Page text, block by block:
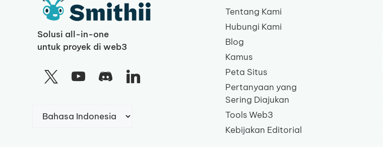
Solusi all-in-one
untuk proyek di web3
sebuah
Tentang Kami
Hubungi Kami
Blog
Kamus
Peta Situs
Pertanyaan yang
Sering Diajukan
Tools Web3
Kebijakan Editorial